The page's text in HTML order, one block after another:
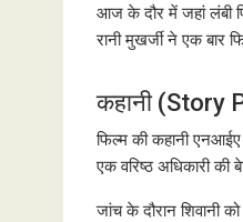
आज के दौर में जहां लंबी
रानी मुखर्जी ने एक बार
कहानी (Story
फिल्म की कहानी एनआईए
एक वरिष्ठ अधिकारी की
जांच के दौरान शिवानी